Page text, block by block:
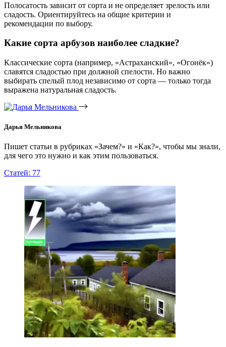
Полосатость зависит от сорта и не определяет зрелость или
сладость. Ориентируйтесь на общие критерии и
рекомендации по выбору.
Какие сорта арбузов наиболее сладкие?
Классические сорта (например, «Астраханский», «Огонёк»)
славятся сладостью при должной спелости. Но важно
выбирать спелый плод независимо от сорта — только тогда
выражена натуральная сладость.
Дарья Мельникова
Пишет статьи в рубриках «Зачем?» и «Как?», чтобы мы знали,
для чего это нужно и как этим пользоваться.
Статей: 77